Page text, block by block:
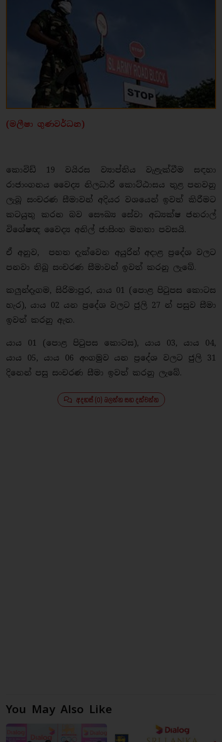
(මලීෂා ගුණවර්ධන)
කොවිඩ් 19 වයිරස ව්‍යාප්තිය වැළැක්වීම සඳහා
රාජාංගනය වෛද්‍ය නිලධාරි කොට්ඨාසය තුළ පනවනු
ලැබූ සංචරණ සීමාවන් අදියර වශයෙන් ඉවත් කිරීමට
කටයුතු කරන බව සෞඛ්‍ය සේවා අධ්‍යක්ෂ ජනරාල්
විශේෂඥ වෛද්‍ය අනිල් ජාසිංහ මහතා පවසයි.
ඒ අනුව, පහත දැක්වෙන අයුරින් අදාළ ප්‍රදේශ වලට
පනවා තිබූ සංචරණ සීමාවන් ඉවත් කරනු ලැබේ.
කලුන්දෑගම, සිරිමාපුර, යාය 01 (පොළ පිටුපස කොටස
හැර), යාය 02 යන ප්‍රදේශ වලට ජුලි 27 න් පසුව සීමා
ඉවත් කරනු ඇත.
යාය 01 (පොළ පිටුපස කොටස), යාය 03, යාය 04,
යාය 05, යාය 06 අංගමුව යන ප්‍රදේශ වලට ජුලි 31
දිනෙන් පසු සංචරණ සීමා ඉවත් කරනු ලැබේ.
අදහස් (0) බලන්න සහ දක්වන්න
You May Also Like